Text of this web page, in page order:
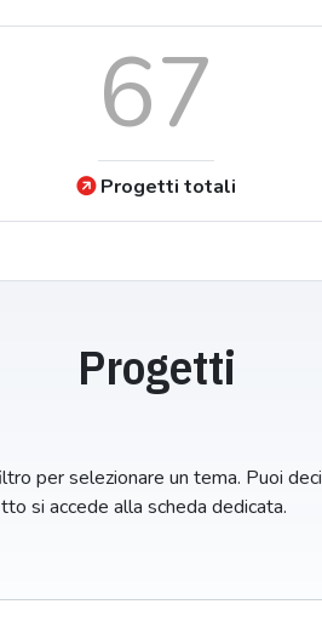
67
Progetti totali
Progetti
per selezionare un tema. Puoi
si accede alla scheda dedicata.